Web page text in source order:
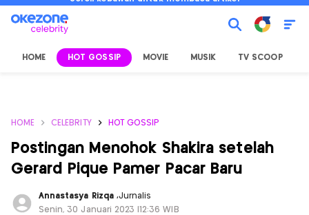
HOME HOT GOSSIP MOVIE MUSIK TV SCOOP
HOME CELEBRITY HOT GOSSIP
Postingan Menohok Shakira setelah
Gerard Pique Pamer Pacar Baru
Annastasya Rizqa ,Jurnalis
Senin, 30 Januari 2023 |12:36 WIB